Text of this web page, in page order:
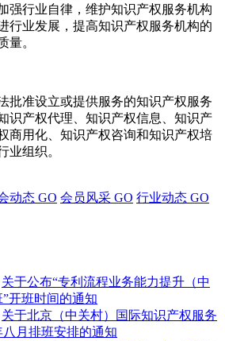
强行业自律，维护知识产权服务机构
行业发展，提高知识产权服务机构的
量。
批准设立或提供服务的知识产权服务
识产权代理、知识产权信息、知识产
商用化、知识产权咨询和知识产权培
业组织。
动态 GO 会员风采 GO 行业动态 GO
关于公布“专利流程业务能力提升（中
开班时间的通知
关于北京（中关村）国际知识产权服务
八月排班安排的通知